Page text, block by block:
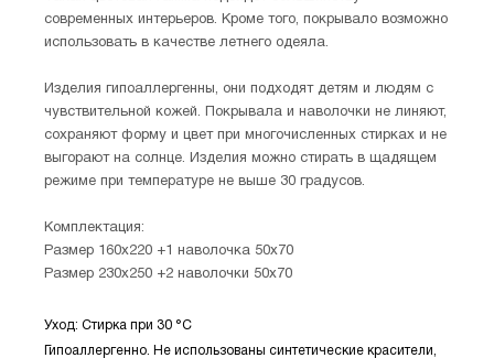
современных интерьеров. Кроме того, покрывало возможно
использовать в качестве летнего одеяла.
Изделия гипоаллергенны, они подходят детям и людям с
чувствительной кожей. Покрывала и наволочки не линяют,
сохраняют форму и цвет при многочисленных стирках и не
выгорают на солнце. Изделия можно стирать в щадящем
режиме при температуре не выше 30 градусов.
Комплектация:
Размер 160х220 +1 наволочка 50х70
Размер 230х250 +2 наволочки 50х70
Уход: Стирка при 30 °С
Гипоаллергенно. Не использованы синтетические красители,